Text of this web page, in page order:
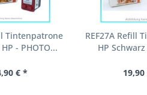
Tintenpatrone
- PHOTO...
€ *
REF27A Refill
HP